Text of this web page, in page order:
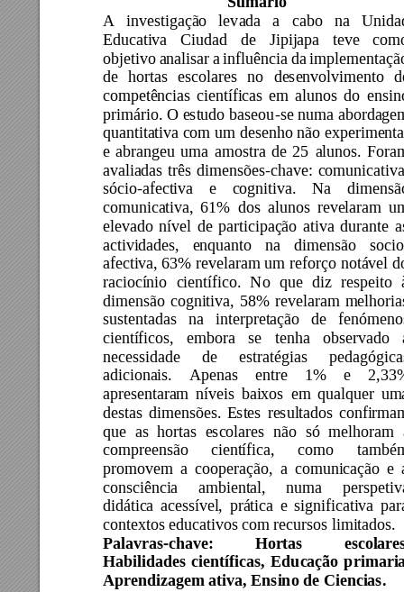
A investigação levada a cabo na
Educativa
Ciudad de Jipijapa teve
objetivo analisar a influência da implement
de hortas escolares no desenvolvimento
competências científicas em alunos do
primário. O estudo baseou-se numa
quantitativa com um desenho não
e abrangeu uma amostra de 25 alunos.
avaliadas três dimensões-chave:
sócio-afectiva
e cognitiva. Na
comunicativa, 61% dos alunos revelaram
elevado nível de participação ativa durante
actividades,
enquanto na dimensão
afectiva, 63% revelaram um reforço notável
raciocínio científico. No que diz respeito
dimensão cognitiva, 58% revelaram
sustentadas na interpretação de
científicos,
embora se tenha observado
necessidade
de estratégias
adicionais.
Apenas entre 1% e
apresentaram níveis baixos em qualquer
destas dimensões. Estes resultados
que as hortas escolares não só melhoram
compreensão
científica, como
promovem a cooperação, a comunicação e
consciência
ambiental, numa
didática acessível, prática e significativa
contextos educativos com recursos limitados.
Palavras-chave: Hortas
Habilidades científicas, Educação p
Aprendizagem ativa, Ensino de Ciencias.